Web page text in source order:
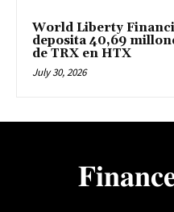
World Liberty
deposita 40,69
de TRX en HTX
July 30, 2026